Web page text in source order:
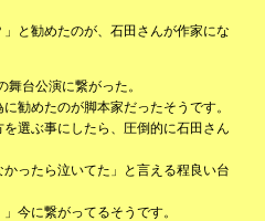
」と勧めたのが、石田さんが作家にな
台公演に繋がった。
勧めたのが脚本家だったそうです。
選ぶ事にしたら、圧倒的に石田さん
ったら泣いてた」と言える程良い台
今に繋がってるそうです。